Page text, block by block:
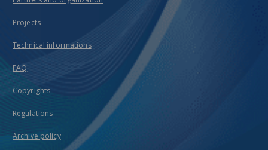
Projects
Technical informations
FAQ
Copyrights
Regulations
Archive policy